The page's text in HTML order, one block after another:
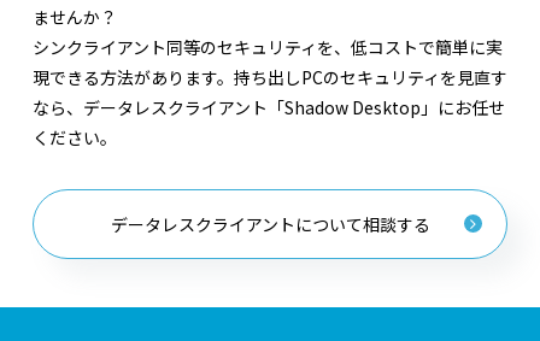
ませんか？
シンクライアント同等のセキュリティを、低コストで簡単に実
現できる方法があります。持ち出しPCのセキュリティを見直す
なら、データレスクライアント「Shadow Desktop」にお任せ
ください。
データレスクライアントについて相談する